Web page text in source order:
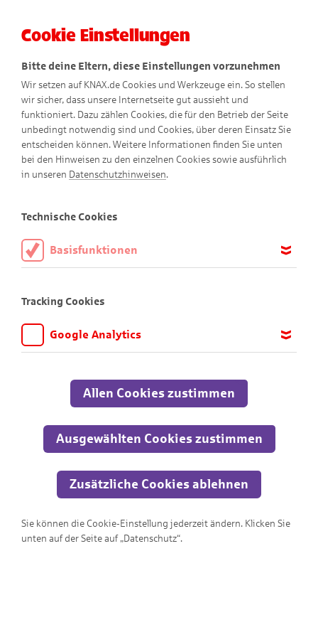
Spielen
KNAXiger Spiel-Spaß!
Wo ist der Ausgang?!?
Cookie Einstellungen
Bitte deine Eltern, diese Einstellungen vorzunehmen
Wir setzen auf KNAX.de Cookies und Werkzeuge ein. So stellen
wir sicher, dass unsere Internetseite gut aussieht und
funktioniert. Dazu zählen Cookies, die für den Betrieb der Seite
unbedingt notwendig sind und Cookies, über deren Einsatz Sie
entscheiden können. Weitere Informationen finden Sie unten
bei den Hinweisen zu den einzelnen Cookies sowie ausführlich
in unseren Datenschutzhinweisen.
Technische Cookies
Basisfunktionen
aktiviert sein.
Tracking Cookies
Google Analytics
anpassen und verbessern können. Aus diesem Grund nutzen wir
Google Analytics. Dieses Werkzeug erfasst die Seitenaufrufe zu
Übertragung anonymisiert.
Allen Cookies zustimmen
Ausgewählten Cookies zustimmen
Zusätzliche Cookies ablehnen
Sie können die Cookie-Einstellung jederzeit ändern. Klicken Sie
unten auf der Seite auf „Datenschutz“.